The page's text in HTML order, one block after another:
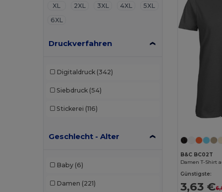
XL
2XL 3XL 4XL
5XL
6XL
Druckverfahren
Digitaldruck (342)
Siebdruck (54)
Stickerei (116)
Geschlecht - Alter
Baby (6)
Damen (221)
B&C BC02T
Damen T-Shirt
Günstigste:
3,63 €